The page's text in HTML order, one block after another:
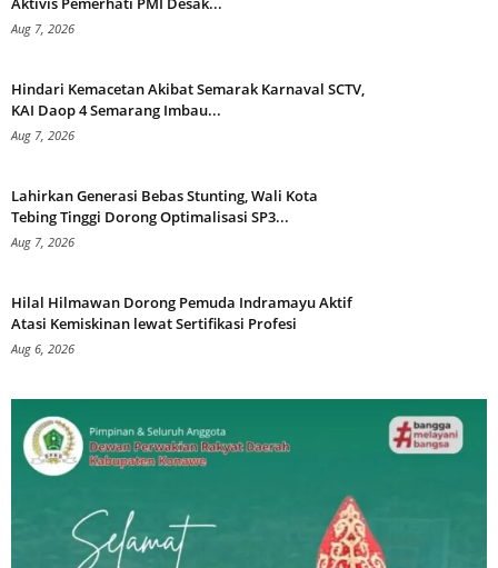
Aug 7, 2026
Hindari Kemacetan Akibat Semarak Karnaval SCTV,
KAI Daop 4 Semarang Imbau...
Aug 7, 2026
Lahirkan Generasi Bebas Stunting, Wali Kota
Tebing Tinggi Dorong Optimalisasi SP3...
Aug 7, 2026
Hilal Hilmawan Dorong Pemuda Indramayu Aktif
Atasi Kemiskinan lewat Sertifikasi Profesi
Aug 6, 2026